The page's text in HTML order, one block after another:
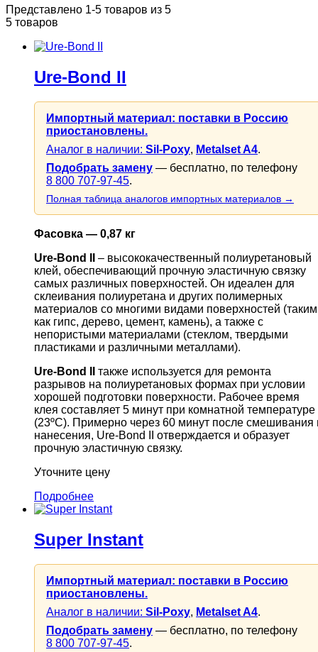
Представлено 1-5 товаров из 5
5 товаров
Ure-Bond II
Импортный материал: поставки в Россию
приостановлены.
Аналог в наличии: Sil-Poxy, Metalset A4.
Подобрать замену — бесплатно, по телефону
8 800 707-97-45.
Полная таблица аналогов импортных материалов →
Фасовка — 0,87 кг
Ure-Bond II – высококачественный полиуретановый
клей, обеспечивающий прочную эластичную связку
самых различных поверхностей. Он идеален для
склеивания полиуретана и других полимерных
материалов со многими видами поверхностей
как гипс, дерево, цемент, камень), а также с
непористыми материалами (стеклом, твердыми
пластиками и различными металлами).
Ure-Bond II также используется для ремонта
разрывов на полиуретановых формах при условии
хорошей подготовки поверхности. Рабочее время
клея составляет 5 минут при комнатной температуре
(23ºС). Примерно через 60 минут после смешивания
нанесения, Ure-Bond II отверждается и образует
прочную эластичную связку.
Уточните цену
Подробнее
Super Instant
Импортный материал: поставки в Россию
приостановлены.
Аналог в наличии: Sil-Poxy, Metalset A4.
Подобрать замену — бесплатно, по телефону
8 800 707-97-45.